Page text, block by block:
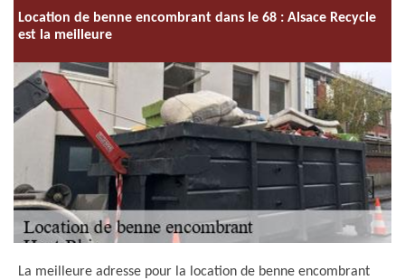
Location de benne encombrant dans le 68 : Alsace Recycle
est la meilleure
La meilleure adresse pour la location de benne encombrant